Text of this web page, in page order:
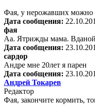
Фая, у нерожавших можно
Дата сообщения:
фая
Аа. Ятрижды мама.
Дата сообщения:
сардор
Андре мне 20лет я парен
Дата сообщения:
Андрей Токарев
Редактор
Фая, закончите кормить,